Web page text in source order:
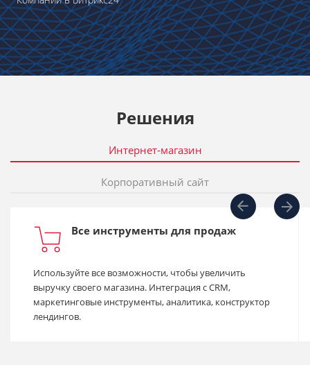
Решения
Интернет-магазин
Корпоративный сайт
Все инструменты для продаж
Используйте все возможности, чтобы увеличить
выручку своего магазина. Интеграция с CRM,
маркетинговые инструменты, аналитика, конструктор
лендингов.